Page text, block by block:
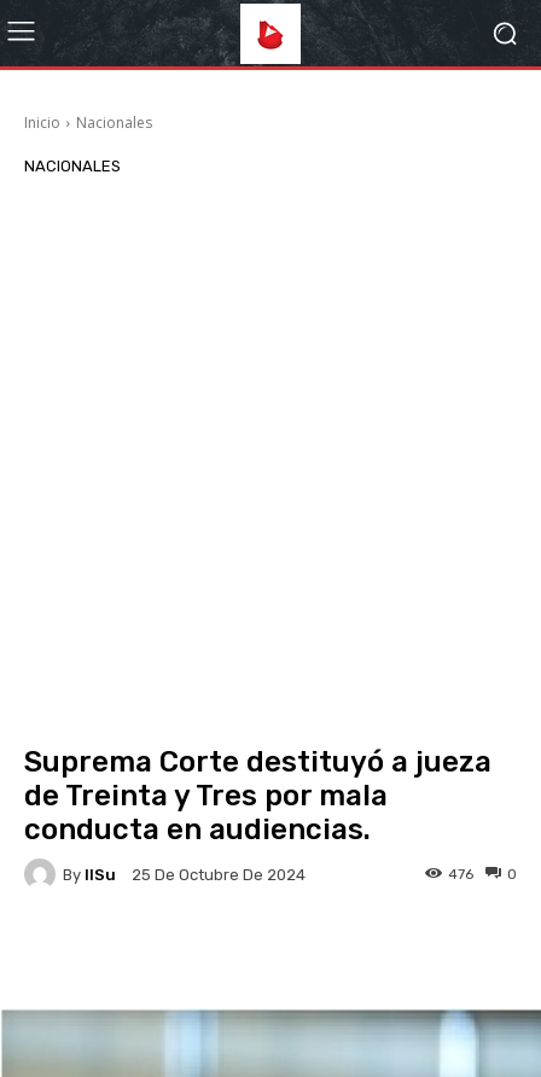
Inicio Nacionales
NACIONALES
Suprema Corte destituyó a jueza
de Treinta y Tres por mala
conducta en audiencias.
By IlSu 25 De Octubre De 2024 0
476